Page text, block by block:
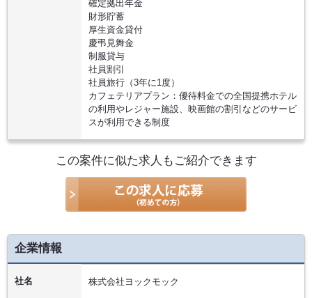
確定拠出年金
財形貯蓄
厚生資金貸付
慶弔見舞金
制服貸与
社員割引
社員旅行（3年に1度）
カフェテリアプラン：優待料金での全国提携ホテル
の利用やレジャー施設、映画館の割引などのサービ
スが利用できる制度
この案件に似た求人もご紹介できます
企業情報
社名 株式会社ヨックモック